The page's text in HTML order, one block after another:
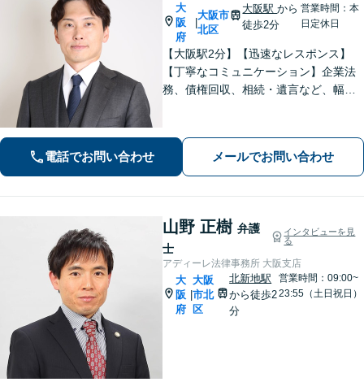
大
阪
府
大阪市
北区
大阪駅から
徒歩2分
営業時間：本
日定休日
【大阪駅2分】【迅速なレスポンス】
【丁寧なコミュニケーション】企業法
務、債権回収、相続・遺言など、幅広
意識しております。お気軽にご相談く
ださい。【企業顧問実績多数】
電話でお問い合わせ メールでお問い合わせ
山野 正樹 弁護
士
インタビューを見
る
アディーレ法律事務所 大阪支店
大
阪
府
大阪
市北
区
北新地駅
から徒歩2
分
営業時間：09:00~
23:55（土日祝日）